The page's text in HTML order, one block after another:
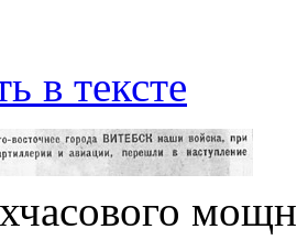
в тексте